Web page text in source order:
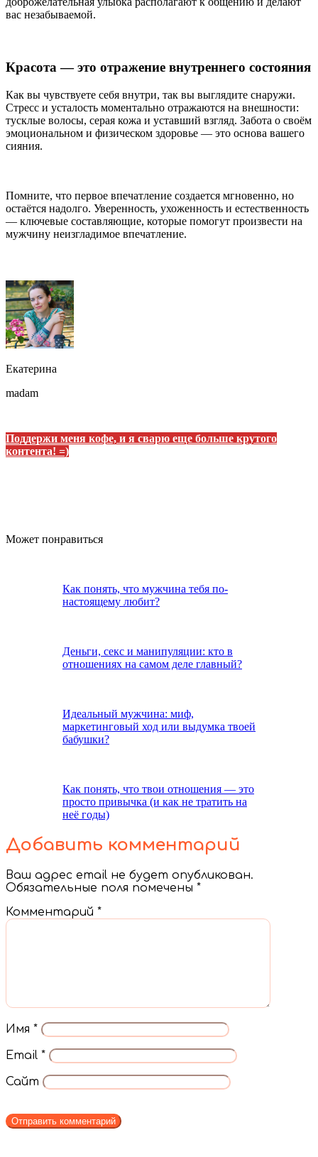
вас незабываемой.
Красота — это отражение внутреннего состояния
Как вы чувствуете себя внутри, так вы выглядите снаружи.
Стресс и усталость моментально отражаются на внешности:
тусклые волосы, серая кожа и уставший взгляд. Забота о своём
эмоциональном и физическом здоровье — это основа вашего
сияния.
Помните, что первое впечатление создается мгновенно, но
остаётся надолго. Уверенность, ухоженность и естественность
— ключевые составляющие, которые помогут произвести на
мужчину неизгладимое впечатление.
Екатерина
madam
Поддержи меня кофе, и я сварю еще больше крутого
контента! =)
Может понравиться
Как понять, что мужчина тебя по-
настоящему любит?
Деньги, секс и манипуляции: кто в
отношениях на самом деле главный?
Идеальный мужчина: миф,
маркетинговый ход или выдумка твоей
бабушки?
Как понять, что твои отношения — это
просто привычка (и как не тратить на
неё годы)
Добавить комментарий
Ваш адрес email не будет опубликован.
Обязательные поля помечены *
Комментарий *
Имя *
Email *
Сайт